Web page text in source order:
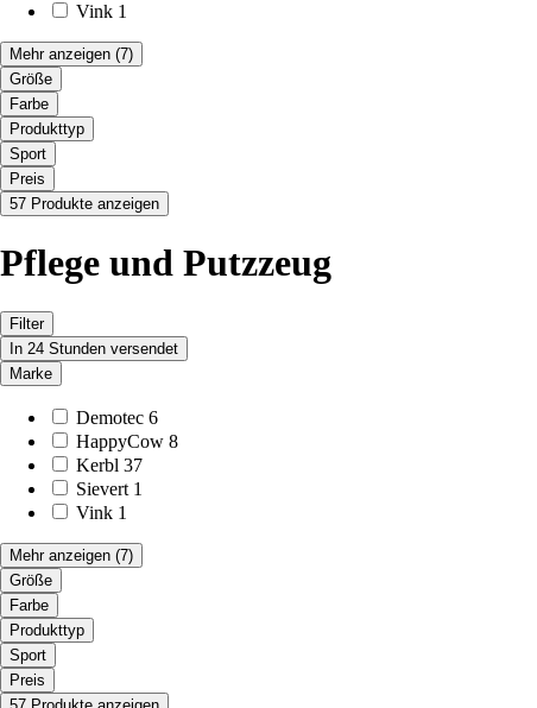
Vink 1
Mehr anzeigen (7)
Größe
Farbe
Produkttyp
Sport
Preis
57 Produkte anzeigen
Pflege und Putzzeug
Filter
In 24 Stunden versendet
Marke
Demotec 6
HappyCow 8
Kerbl 37
Sievert 1
Vink 1
Mehr anzeigen (7)
Größe
Farbe
Produkttyp
Sport
Preis